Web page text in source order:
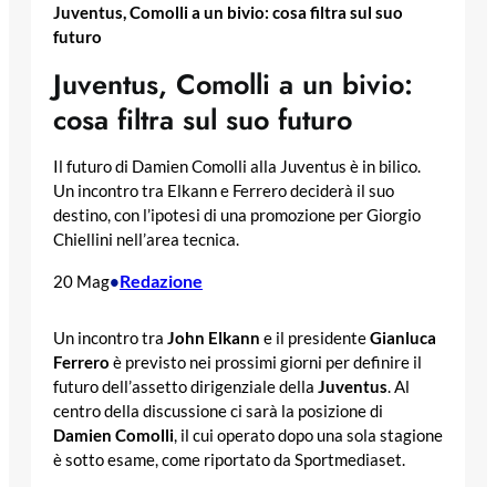
Juventus, Comolli a un bivio: cosa filtra sul suo
futuro
Juventus, Comolli a un bivio:
cosa filtra sul suo futuro
Il futuro di Damien Comolli alla Juventus è in bilico.
Un incontro tra Elkann e Ferrero deciderà il suo
destino, con l’ipotesi di una promozione per Giorgio
Chiellini nell’area tecnica.
20 Mag•Redazione
Un incontro tra John Elkann e il presidenteGianluca
Ferrero è previsto nei prossimi giorni per definire il
futuro dell’assetto dirigenziale della Juventus. Al
centro della discussione ci sarà la posizione di
Damien Comolli, il cui operato dopo una sola stagione
è sotto esame, come riportato da Sportmediaset.